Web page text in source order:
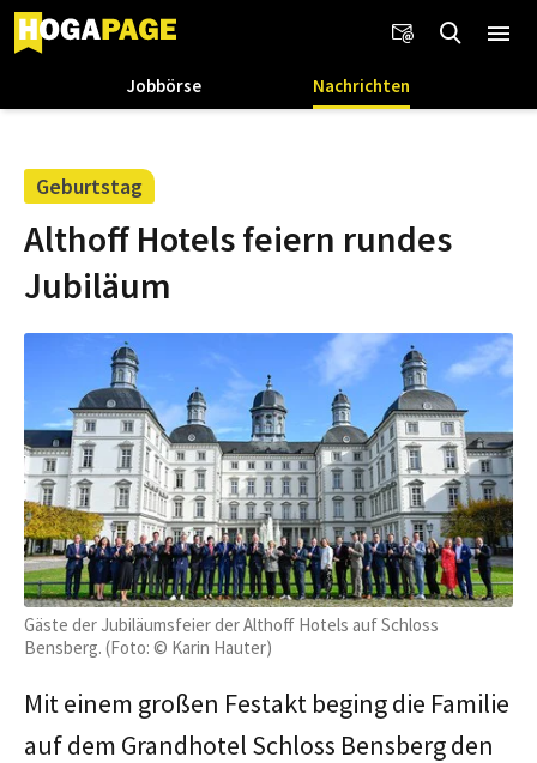
Jobbörse Nachrichten
Geburtstag
Althoff Hotels feiern rundes
Jubiläum
Gäste der Jubiläumsfeier der Althoff Hotels auf Schloss
Bensberg. (Foto: © Karin Hauter)
Mit einem großen Festakt beging die Familie
auf dem Grandhotel Schloss Bensberg den